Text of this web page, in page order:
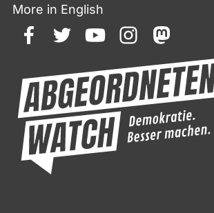
More in English
facebooktwitteryoutubeinstagrammastodon